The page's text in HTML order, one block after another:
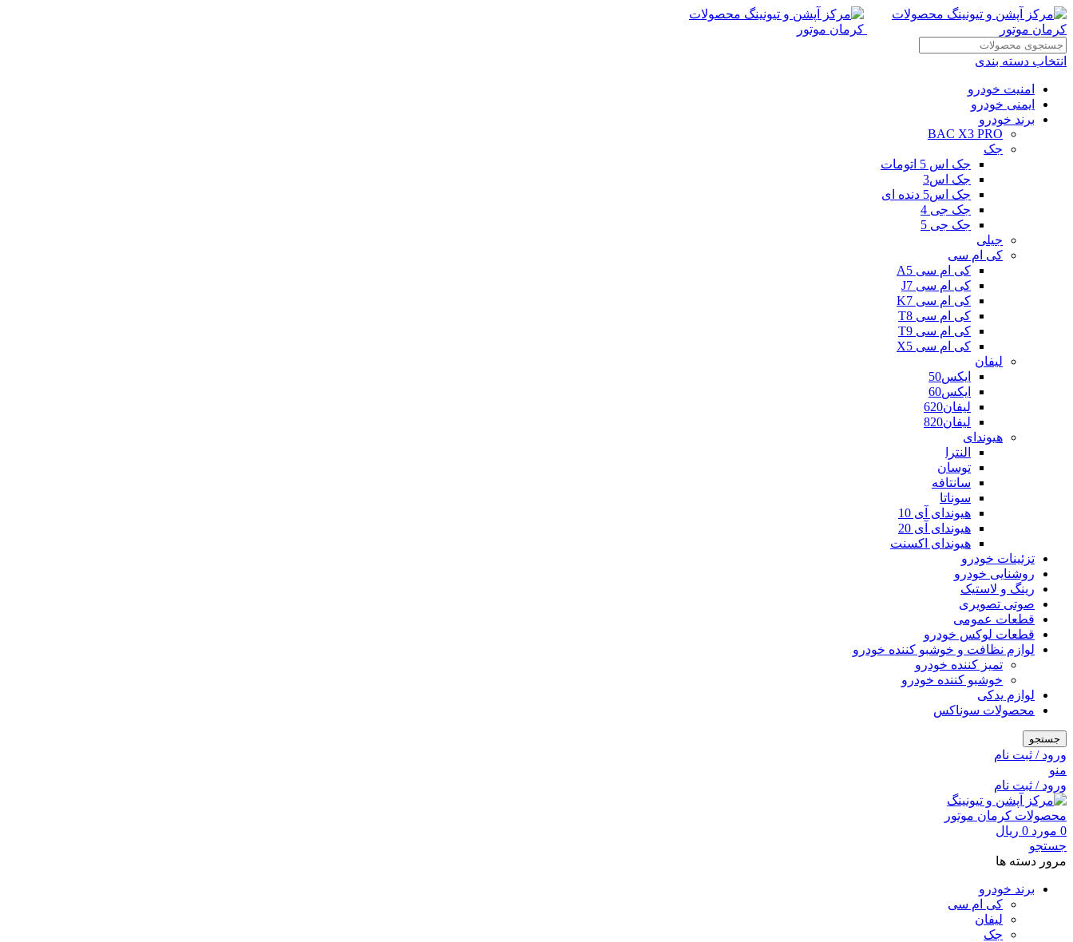
انتخاب دسته بندی
امنیت خودرو
ایمنی خودرو
برند خودرو
BAC X3 PRO
جک
جک اس 5 اتومات
جک اس3
جک اس5 دنده ای
جک جی 4
جک جی 5
جیلی
کی ام سی
کی ام سی A5
کی ام سی J7
کی ام سی K7
کی ام سی T8
کی ام سی T9
کی ام سی X5
لیفان
ایکس50
ایکس60
لیفان620
لیفان820
هیوندای
النترا
توسان
سانتافه
سوناتا
هیوندای آی 10
هیوندای آی 20
هیوندای اکسنت
تزئینات خودرو
روشنایی خودرو
رینگ و لاستیک
صوتی تصویری
قطعات عمومی
قطعات لوکس خودرو
لوازم نظافت و خوشبو کننده خودرو
تمیز کننده خودرو
خوشبو کننده خودرو
لوازم یدکی
محصولات سوناکس
جستجو
ورود / ثبت نام
منو
ورود / ثبت نام
0 مورد 0 ریال
جستجو
مرور دسته ها
برند خودرو
کی ام سی
لیفان
جک